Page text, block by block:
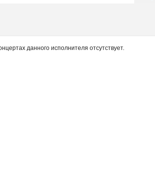
данного исполнителя отсутствует.